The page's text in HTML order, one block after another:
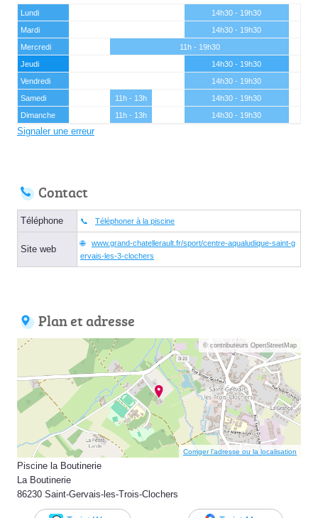
Lundi
14h30 - 19h30
Mardi
14h30 - 19h30
Mercredi
11h - 19h30
Jeudi
14h30 - 19h30
Vendredi
14h30 - 19h30
Samedi
11h - 13h
14h30 - 19h30
Dimanche
11h - 13h 14h30 - 19h30
Signaler une erreur
Contact
Téléphone Téléphoner à la piscine
Site web
www.grand-chatellerault.fr/sport/centre-aqualudique-saint-g
ervais-les-3-clochers
Plan et adresse
© contributeurs OpenStreetMap
Corriger l’adresse ou la localisation
Piscine la Boutinerie
La Boutinerie
86230 Saint-Gervais-les-Trois-Clochers